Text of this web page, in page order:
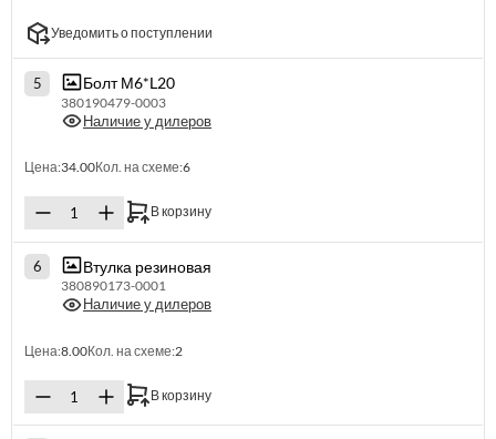
Уведомить о поступлении
5 Болт М6*L20
380190479-0003
Наличие у дилеров
Цена:34.00Кол. на схеме:6
В корзину
6 Втулка резиновая
380890173-0001
Наличие у дилеров
Цена:8.00Кол. на схеме:2
В корзину